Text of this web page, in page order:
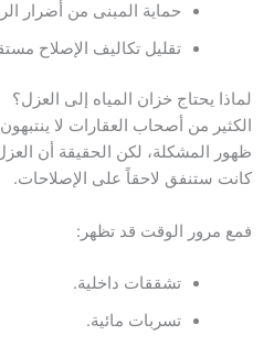
حماية المبنى من أضرار
تقليل تكاليف الإصلاح
لماذا يحتاج خزان المياه إلى العزل؟
الكثير من أصحاب العقارات لا
ظهور المشكلة، لكن الحقيقة أن
كانت ستنفق لاحقاً على الإصلاحات.
فمع مرور الوقت قد تظهر:
تشققات داخلية.
تسربات مائية.